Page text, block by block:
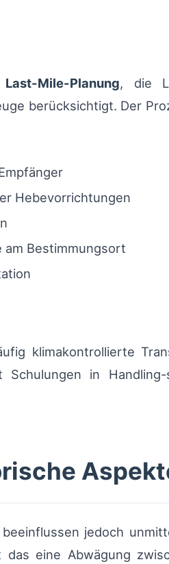
Last-Mile-Planung, die
berücksichtigt. Der
Hebevorrichtungen
am Bestimmungsort
klimakontrollierte
in
jedoch
eine Abwägung